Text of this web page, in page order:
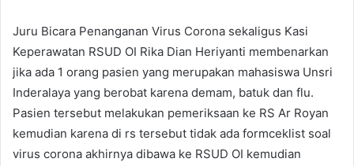
Juru Bicara Penanganan Virus Corona sekaligus Kasi
Keperawatan RSUD OI Rika Dian Heriyanti membenarkan
jika ada 1 orang pasien yang merupakan mahasiswa Unsri
Inderalaya yang berobat karena demam, batuk dan flu.
Pasien tersebut melakukan pemeriksaan ke RS Ar Royan
kemudian karena di rs tersebut tidak ada formceklist soal
virus corona akhirnya dibawa ke RSUD OI kemudian